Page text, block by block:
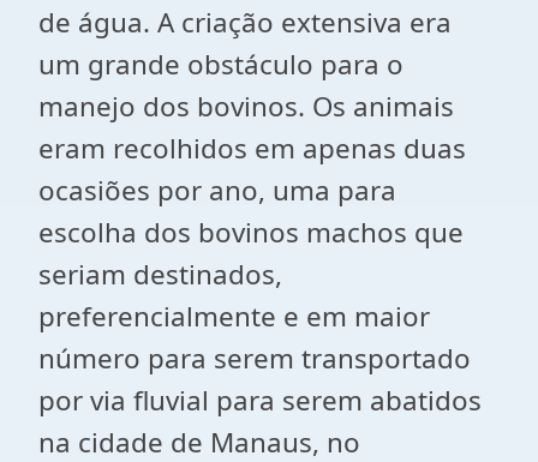
de água. A criação extensiva era
um grande obstáculo para o
manejo dos bovinos. Os animais
eram recolhidos em apenas duas
ocasiões por ano, uma para
escolha dos bovinos machos que
seriam destinados,
preferencialmente e em maior
número para serem transportado
por via fluvial para serem abatidos
na cidade de Manaus, no